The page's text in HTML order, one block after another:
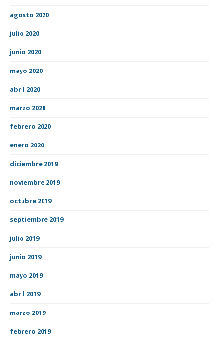
agosto 2020
julio 2020
junio 2020
mayo 2020
abril 2020
marzo 2020
febrero 2020
enero 2020
diciembre 2019
noviembre 2019
octubre 2019
septiembre 2019
julio 2019
junio 2019
mayo 2019
abril 2019
marzo 2019
febrero 2019